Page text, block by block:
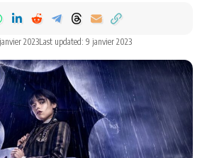
2023Last updated: 9 janvier 2023